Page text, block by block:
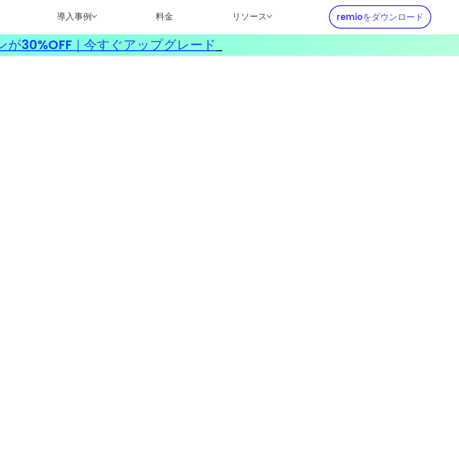
導入事例 料金 リソース remioをダウンロード
30%OFF｜今すぐアップグレード